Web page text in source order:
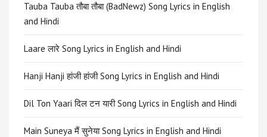
Tauba Tauba तौबा तौबा (BadNewz) Song Lyrics in English
and Hindi
Laare लारे Song Lyrics in English and Hindi
Hanji Hanji हांजी हांजी Song Lyrics in English and Hindi
Dil Ton Yaari दिल टन यारी Song Lyrics in English and Hindi
Main Suneya मैं सुनेया Song Lyrics in English and Hindi